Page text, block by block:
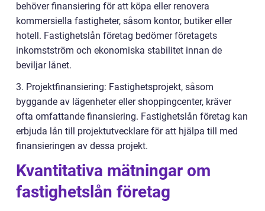
behöver finansiering för att köpa eller renovera
kommersiella fastigheter, såsom kontor, butiker eller
hotell. Fastighetslån företag bedömer företagets
inkomstström och ekonomiska stabilitet innan de
beviljar lånet.
3. Projektfinansiering: Fastighetsprojekt, såsom
byggande av lägenheter eller shoppingcenter, kräver
ofta omfattande finansiering. Fastighetslån företag kan
erbjuda lån till projektutvecklare för att hjälpa till med
finansieringen av dessa projekt.
Kvantitativa mätningar om
fastighetslån företag